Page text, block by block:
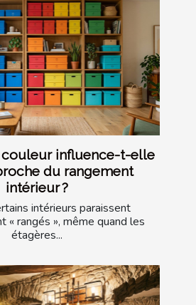
influence-t-elle
du rangement
intérieur ?
intérieurs paraissent
« rangés », même quand les
étagères...